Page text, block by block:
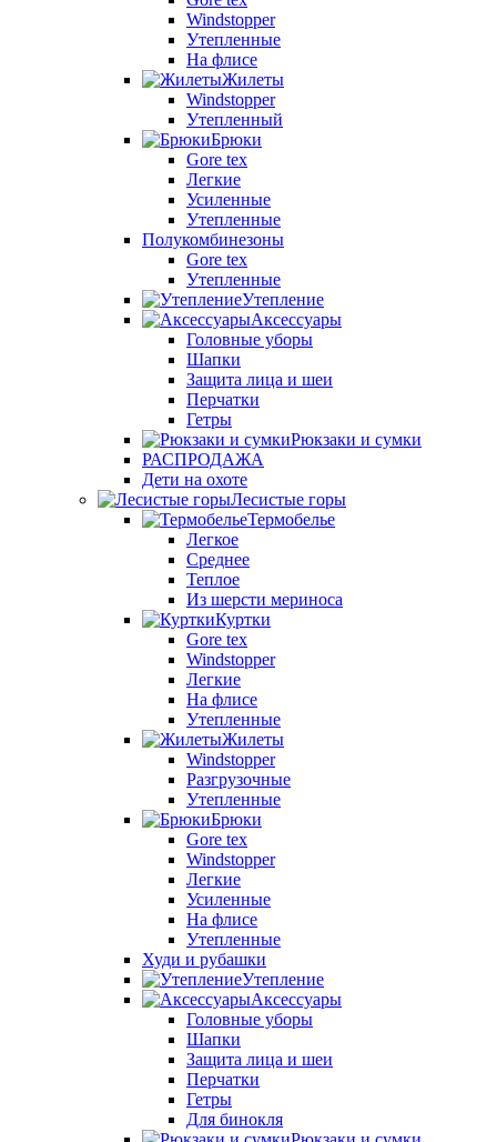
Windstopper
Утепленные
На флисе
Жилеты
Windstopper
Утепленный
Брюки
Gore tex
Легкие
Усиленные
Утепленные
Полукомбинезоны
Gore tex
Утепленные
Утепление
Аксессуары
Головные уборы
Шапки
Защита лица и шеи
Перчатки
Гетры
Рюкзаки и сумки
РАСПРОДАЖА
Дети на охоте
Лесистые горы
Термобелье
Легкое
Среднее
Теплое
Из шерсти мериноса
Куртки
Gore tex
Windstopper
Легкие
На флисе
Утепленные
Жилеты
Windstopper
Разгрузочные
Утепленные
Брюки
Gore tex
Windstopper
Легкие
Усиленные
На флисе
Утепленные
Худи и рубашки
Утепление
Аксессуары
Головные уборы
Шапки
Защита лица и шеи
Перчатки
Гетры
Для бинокля